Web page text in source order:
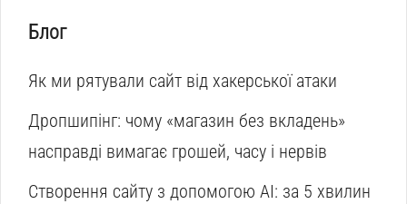
Блог
Як ми рятували сайт від хакерської атаки
Дропшипінг: чому «магазин без вкладень»
насправді вимагає грошей, часу і нервів
Створення сайту з допомогою AI: за 5 хвилин